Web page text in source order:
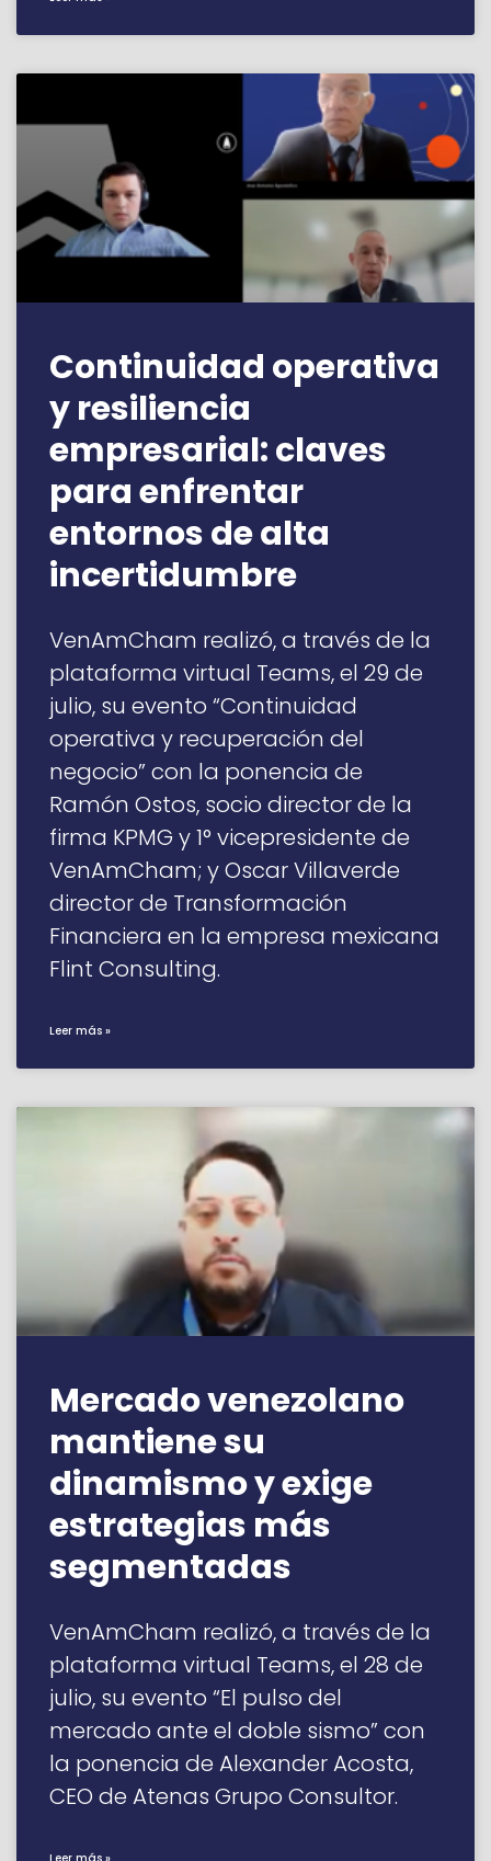
Continuidad operativa
y resiliencia
empresarial: claves
para enfrentar
entornos de alta
incertidumbre
VenAmCham realizó, a través de la
plataforma virtual Teams, el 29 de
julio, su evento “Continuidad
operativa y recuperación del
negocio” con la ponencia de
Ramón Ostos, socio director de la
firma KPMG y 1° vicepresidente de
VenAmCham; y Oscar Villaverde
director de Transformación
Financiera en la empresa mexicana
Flint Consulting.
Leer más »
Mercado venezolano
mantiene su
dinamismo y exige
estrategias más
segmentadas
VenAmCham realizó, a través de la
plataforma virtual Teams, el 28 de
julio, su evento “El pulso del
mercado ante el doble sismo” con
la ponencia de Alexander Acosta,
CEO de Atenas Grupo Consultor.